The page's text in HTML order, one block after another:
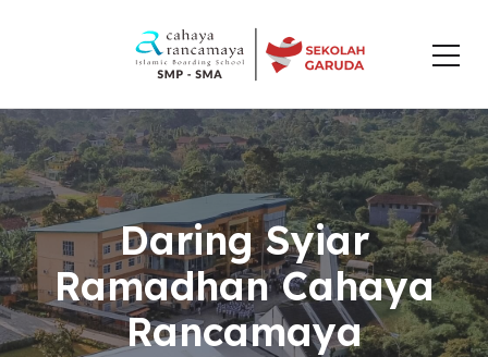
Daring Syiar
Ramadhan Cahaya
Rancamaya